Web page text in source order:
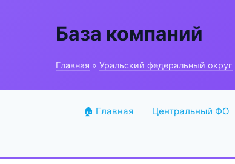
База компаний
Главная » Уральский федеральный округ
🏠 Главная Центральный ФО